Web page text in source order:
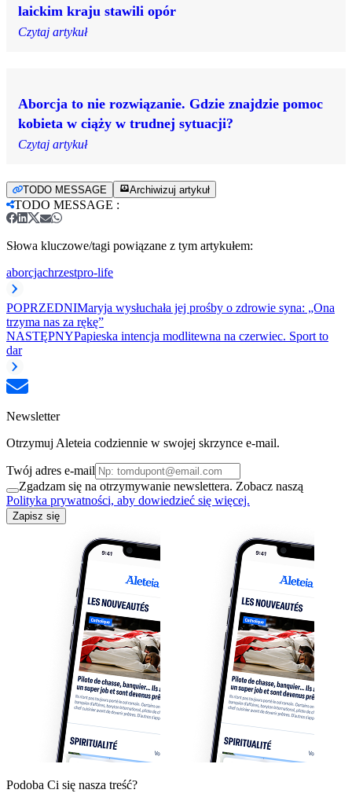
laickim kraju stawili opór
Czytaj artykuł
Aborcja to nie rozwiązanie. Gdzie znajdzie pomoc
kobieta w ciąży w trudnej sytuacji?
Czytaj artykuł
TODO MESSAGE Archiwizuj artykuł
TODO MESSAGE :
Słowa kluczowe/tagi powiązane z tym artykułem:
aborcjachrzestpro-life
POPRZEDNIMaryja wysłuchała jej prośby o zdrowie syna: „Ona
trzyma nas za rękę”
NASTĘPNYPapieska intencja modlitewna na czerwiec. Sport to
dar
Newsletter
Otrzymuj Aleteia codziennie w swojej skrzynce e-mail.
Twój adres e-mail
Zgadzam się na otrzymywanie newslettera. Zobacz naszą
Polityka prywatności, aby dowiedzieć się więcej.
Zapisz się
Podoba Ci się nasza treść?